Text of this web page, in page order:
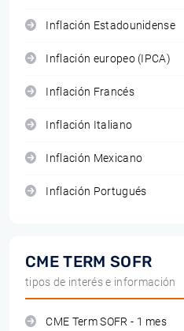
Inflación Estadounidense
Inflación europeo (IPCA)
Inflación Francés
Inflación Italiano
Inflación Mexicano
Inflación Portugués
CME TERM SOFR
tipos de interés e información
CME Term SOFR - 1 mes